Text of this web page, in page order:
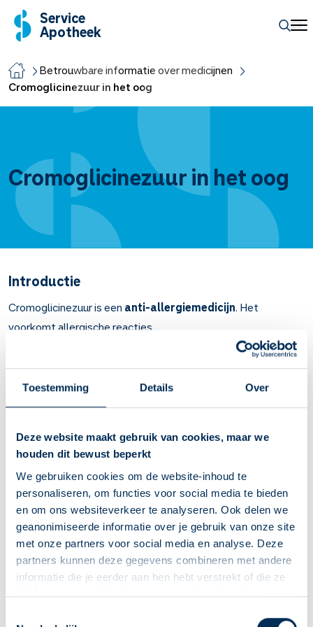
Toestemming Details Over
Deze website maakt gebruik van cookies, maar we
houden dit bewust beperkt
We gebruiken cookies om de website-inhoud te
personaliseren, om functies voor social media te bieden
en om ons websiteverkeer te analyseren. Ook delen we
geanonimiseerde informatie over je gebruik van onze site
met onze partners voor social media en analyse. Deze
partners kunnen deze gegevens combineren met andere
informatie die je eerder aan hen hebt verstrekt of die ze
hebben verzameld op basis van je gebruik van hun
Deze Service Apotheek staat nu ingesteld als jouw
Service
Apotheek
Betrouwbare informatie over medicijnen
Cromoglicinezuur in het oog
Cromoglicinezuur in het oog
Introductie
Cromoglicinezuur is een anti-allergiemedicijn. Het
voorkomt allergische reacties.
allergie, zoals bij
hooikoortsen bijontstoken ogen door allergie.
Belangrijk om te weten over Cromoglicinezuur
Cromoglicinezuur is een anti-allergiemedicijn. Het
voorkomt allergische reacties. Het werkt niet bij iedereen.
Bij allergische oogklachten, zoals jeukende, tranende
ogen die rood zijn en branderig aanvoelen.
Het duurt 1 tot 3 weken voor u tegen allergische prikkels
bent beschermd.
Oogdruppelen is niet makkelijk. Laat een
apotheekmedewerker u voordoen hoe u de druppels
toedient. Of bekijk het instructiefilmpje op deze website.
Draagt u contactlenzen? Vraag bij uw apotheek na of de